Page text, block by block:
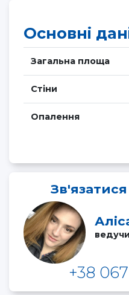
Основні
Загальна площа
Стіни
Опалення
+38